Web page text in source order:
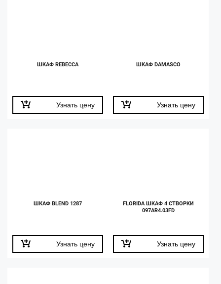
ШКАФ REBECCA
Узнать цену
ШКАФ DAMASCO
Узнать цену
ШКАФ BLEND 1287
Узнать цену
FLORIDA ШКАФ 4 СТВОРКИ
097AR4.03FD
Узнать цену